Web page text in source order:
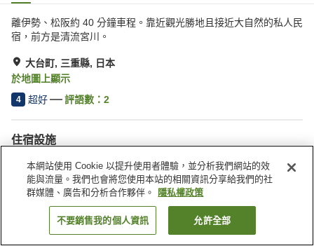
離伊勢、松阪約 40 分鐘車程。靠近觀光勝地且接近大自然的私人民
宿，前方是清流宮川。
大台町, 三重縣, 日本
於地圖上顯示
4 超好 評語數： 2
住宿設施
停車場
烤肉設備
接送服務
找客房
本網站使用 Cookie 以提升使用者體驗，並分析我們網站的效
能與流量。我們也會將您使用本站的相關資訊分享給我們的社
群媒體、廣告和分析合作夥伴。
隱私權政策
不要銷售我的個人資訊 允許全部